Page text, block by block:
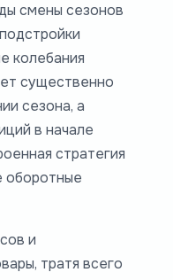
смены сезонов
колебания
существенно
сезона, а
в начале
стратегия
и
тратя всего